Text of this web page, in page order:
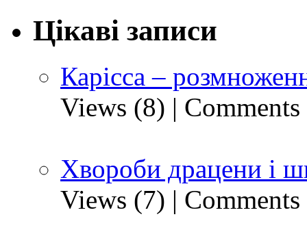
Цікаві записи
Карісса –
Views (8) |
Хвороби драцени і
Views (7) |